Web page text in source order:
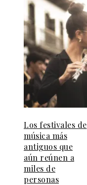
Los festivales de
música más
antiguos que
aún reúnen a
miles de
personas